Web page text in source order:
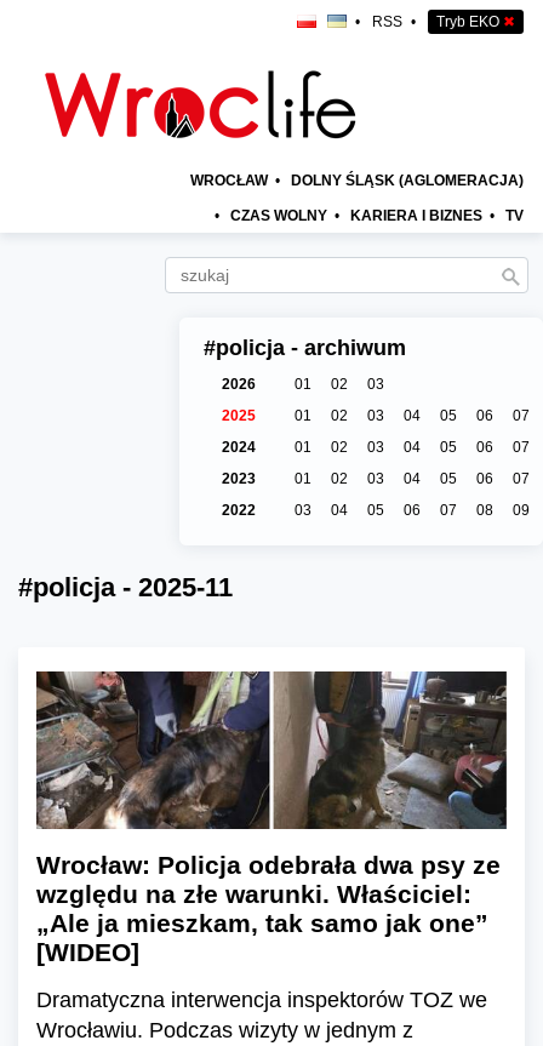
• RSS • Tryb EKO ✖
WROCŁAW • DOLNY ŚLĄSK (AGLOMERACJA)
• CZAS WOLNY • KARIERA I BIZNES • TV
#policja - archiwum
2026 01 02
03
2025
01 02 03 04 05 06
07
2024
01 02 03 04 05 06
07
2023
01 02 03 04 05 06
07
2022
03 04 05 06 07 08 09
#policja - 2025-11
Wrocław: Policja odebrała dwa psy ze
względu na złe warunki. Właściciel:
„Ale ja mieszkam, tak samo jak one”
[WIDEO]
Dramatyczna interwencja inspektorów TOZ we
Wrocławiu. Podczas wizyty w jednym z